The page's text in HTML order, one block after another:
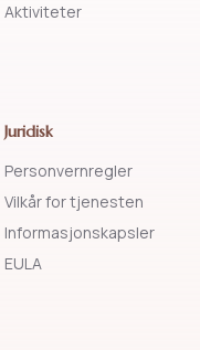
Aktiviteter
Juridisk
Personvernregler
Vilkår for tjenesten
Informasjonskapsler
EULA